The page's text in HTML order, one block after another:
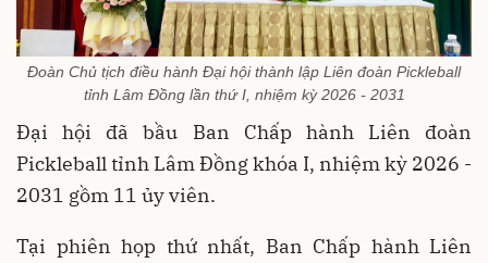
Đoàn Chủ tịch điều hành Đại hội thành lập Liên đoàn Pickleball
tỉnh Lâm Đồng lần thứ I, nhiệm kỳ 2026 - 2031
Đại hội đã bầu Ban Chấp hành Liên đoàn
Pickleball tỉnh Lâm Đồng khóa I, nhiệm kỳ 2026 -
2031 gồm 11 ủy viên.
Tại phiên họp thứ nhất, Ban Chấp hành Liên